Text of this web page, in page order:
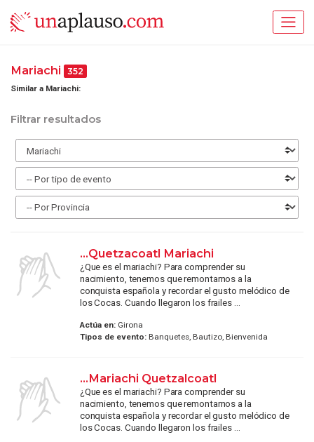
Mariachi 352
Similar a Mariachi:
Filtrar resultados
...Quetzacoatl Mariachi
¿Que es el mariachi? Para comprender su
nacimiento, tenemos que remontarnos a la
conquista española y recordar el gusto melódico de
los Cocas. Cuando llegaron los frailes ...
Actúa en:Girona
Tipos de evento:Banquetes, Bautizo, Bienvenida
...Mariachi Quetzalcoatl
¿Que es el mariachi? Para comprender su
nacimiento, tenemos que remontarnos a la
conquista española y recordar el gusto melódico de
los Cocas. Cuando llegaron los frailes ...